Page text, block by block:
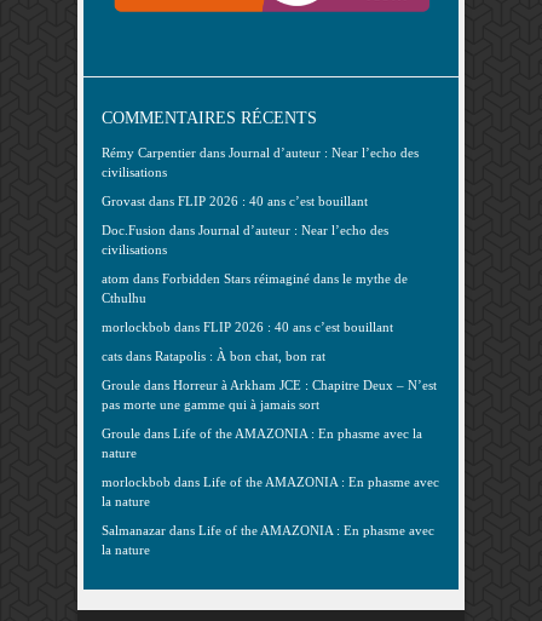
COMMENTAIRES RÉCENTS
Rémy Carpentier dans Journal d’auteur : Near l’echo des
civilisations
Grovast dans FLIP 2026 : 40 ans c’est bouillant
Doc.Fusion dans Journal d’auteur : Near l’echo des
civilisations
atom dans Forbidden Stars réimaginé dans le mythe de
Cthulhu
morlockbob dans FLIP 2026 : 40 ans c’est bouillant
cats dans Ratapolis : À bon chat, bon rat
Groule dans Horreur à Arkham JCE : Chapitre Deux – N’est
pas morte une gamme qui à jamais sort
Groule dans Life of the AMAZONIA : En phasme avec la
nature
morlockbob dans Life of the AMAZONIA : En phasme avec
la nature
Salmanazar dans Life of the AMAZONIA : En phasme avec
la nature